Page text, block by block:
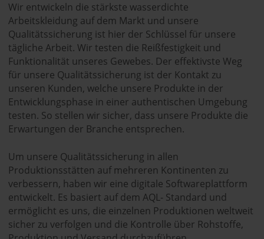
Wir entwickeln die stärkste wasserdichte
Arbeitskleidung auf dem Markt und unsere
Qualitätssicherung ist hier der Schlüssel für unsere
tägliche Arbeit. Wir testen die Reißfestigkeit und
Funktionalität unseres Gewebes. Der effektivste Weg
für unsere Qualitätssicherung ist der Kontakt zu
unseren Kunden, welche unsere Produkte in der
Entwicklungsphase in einer authentischen Umgebung
testen. So stellen wir sicher, dass unsere Produkte die
Erwartungen der Branche entsprechen.
Um unsere Qualitätssicherung in allen
Produktionsstätten auf mehreren Kontinenten zu
verbessern, haben wir eine digitale Softwareplattform
entwickelt. Es basiert auf dem AQL- Standard und
ermöglicht es uns, die einzelnen Produktionen weltweit
sicher zu verfolgen und die Kontrolle über Rohstoffe,